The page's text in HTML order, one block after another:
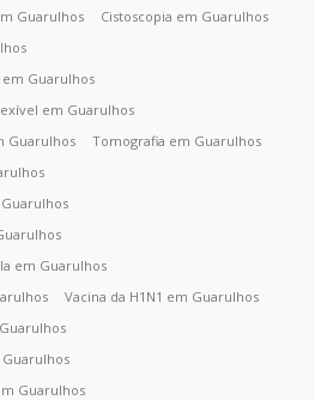
Guarulhos
Cistoscopia em Guarulhos
em Guarulhos
em Guarulhos
Guarulhos
Tomografia em Guarulhos
em Guarulhos
Vacina da H1N1 em Guarulhos
Guarulhos